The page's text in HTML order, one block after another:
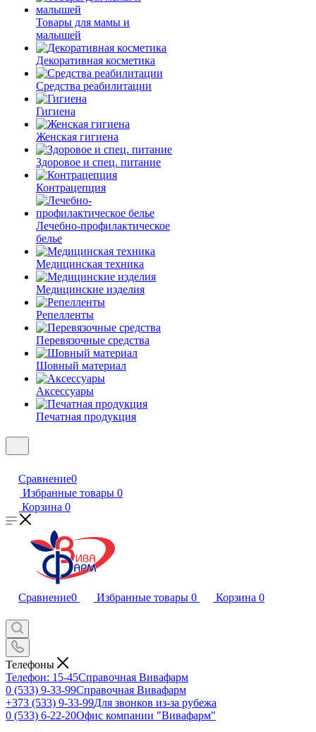
Товары для мамы и
малышей
Декоративная косметика
Средства реабилитации
Гигиена
Женская гигиена
Здоровое и спец. питание
Контрацепция
Лечебно-профилактическое
белье
Медицинская техника
Медицинские изделия
Репелленты
Перевязочные средства
Шовный материал
Аксессуары
Печатная продукция
Сравнение0
Избранные товары 0
Корзина 0
Сравнение0 Избранные товары 0 Корзина 0
Телефоны
Телефон: 15-45Справочная Вивафарм
0 (533) 9-33-99Справочная Вивафарм
+373 (533) 9-33-99Для звонков из-за рубежа
0 (533) 6-22-20Офис компании "Вивафарм"